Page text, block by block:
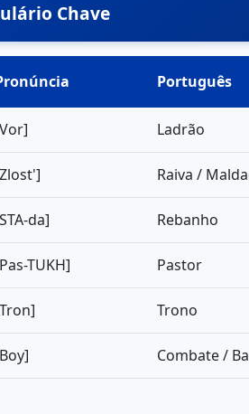
Chave
Português
Ladrão
Raiva /
da] Rebanho
TUKH] Pastor
Trono
Combate /